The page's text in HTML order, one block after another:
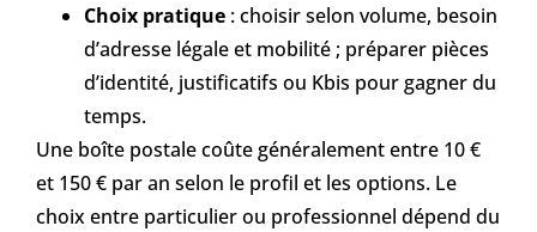
Choix pratique : choisir selon volume, besoin
d’adresse légale et mobilité ; préparer pièces
d’identité, justificatifs ou Kbis pour gagner du
temps.
Une boîte postale coûte généralement entre 10 €
et 150 € par an selon le profil et les options. Le
choix entre particulier ou professionnel dépend du